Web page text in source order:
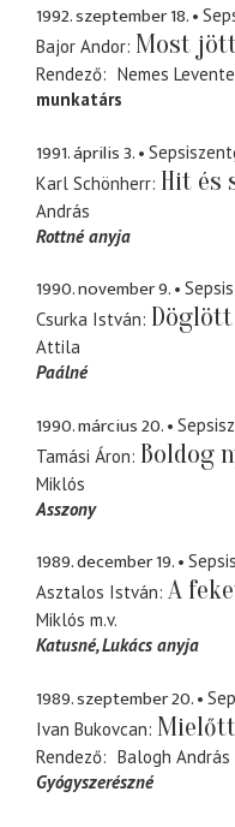
1992. szeptember 18.
Bajor Andor Most
Rendező
Nemes Levente
munkatárs
1991. április 3.
Karl Schönherr Hit és
András
Rottné anyja
1990. november 9.
Csurka István
Attila
Paálné
1990. március 20.
Tamási Áron Boldog
Miklós
Asszony
1989. december 19.
Asztalos István A
Miklós m.v.
Katusné Lukács anyja
1989. szeptember 20.
Ivan Bukovcan
Rendező
Balogh András
Gyógyszerészné